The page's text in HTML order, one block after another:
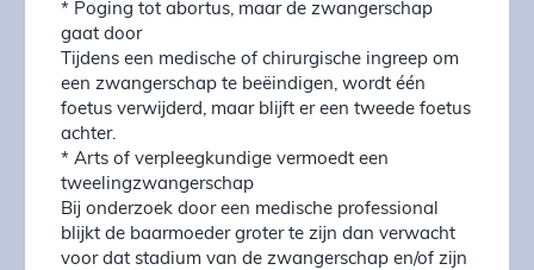
* Poging tot abortus, maar de zwangerschap
gaat door
Tijdens een medische of chirurgische ingreep om
een zwangerschap te beëindigen, wordt één
foetus verwijderd, maar blijft er een tweede foetus
achter.
* Arts of verpleegkundige vermoedt een
tweelingzwangerschap
Bij onderzoek door een medische professional
blijkt de baarmoeder groter te zijn dan verwacht
voor dat stadium van de zwangerschap en/of zijn